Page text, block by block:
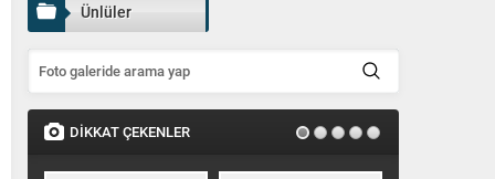
Ünlüler
DİKKAT ÇEKENLER